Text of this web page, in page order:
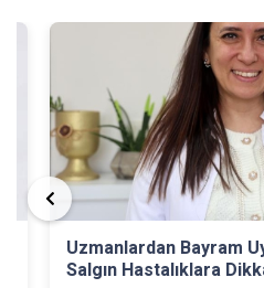
Uzmanlardan Bayram
Salgın Hastalıklara